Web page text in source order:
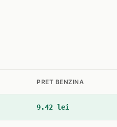
PRET BENZINA
9.42 lei